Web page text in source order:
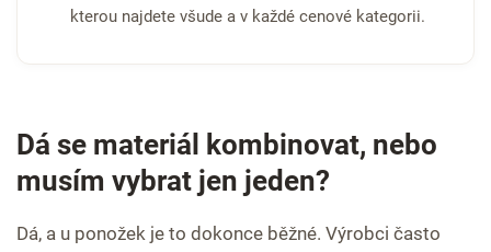
kterou najdete všude a v každé cenové kategorii.
Dá se materiál kombinovat, nebo
musím vybrat jen jeden?
Dá, a u ponožek je to dokonce běžné. Výrobci často